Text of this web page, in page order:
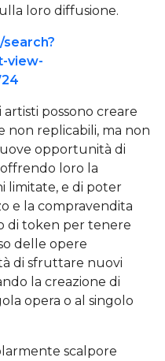
loro diffusione.
view-
artisti possono creare
non replicabili, ma non
opportunità di
loro la
limitate, e di poter
e la compravendita
di token per tenere
delle opere
di sfruttare nuovi
la creazione di
opera o al singolo
scalpore